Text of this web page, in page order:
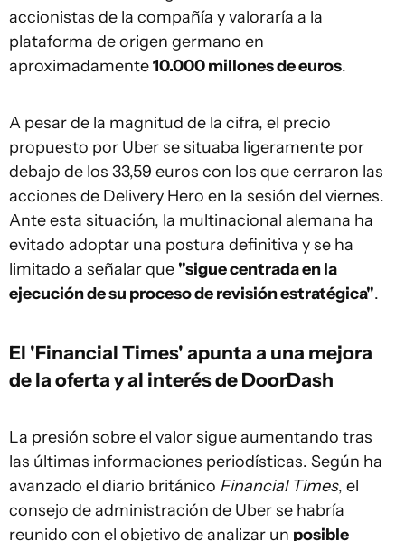
accionistas de la compañía y valoraría a la
plataforma de origen germano en
aproximadamente10.000 millones de euros.
A pesar de la magnitud de la cifra, el precio
propuesto por Uber se situaba ligeramente por
debajo de los 33,59 euros con los que cerraron las
acciones de Delivery Hero en la sesión del viernes.
Ante esta situación, la multinacional alemana ha
evitado adoptar una postura definitiva y se ha
limitado a señalar que "sigue centrada en la
ejecución de su proceso de revisión estratégica".
El 'Financial Times' apunta a una mejora
de la oferta y al interés de DoorDash
La presión sobre el valor sigue aumentando tras
las últimas informaciones periodísticas. Según ha
avanzado el diario británico Financial Times, el
consejo de administración de Uber se habría
reunido con el objetivo de analizar un posible